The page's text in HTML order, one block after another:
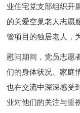
业住宅党支部组织开
的关爱空巢老人志愿
管项目的独居老人，
慰问期间，党员志愿
们的身体状况、家庭
也在交流中深深感受
业对他们的关注与重